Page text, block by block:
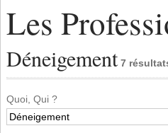
Les
Déneigement 7
Quoi, Qui ?